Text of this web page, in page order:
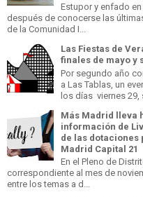
Estupor y enfado
después de conocerse las
de la Comunidad I...
Las Fiestas de
finales de mayo y
Por segundo año
a Las Tablas, un
los días viernes 29,
Más Madrid lleva
información de
de las dotaciones
Madrid Capital 21
En el Pleno de
correspondiente al mes de
entre los temas a d...